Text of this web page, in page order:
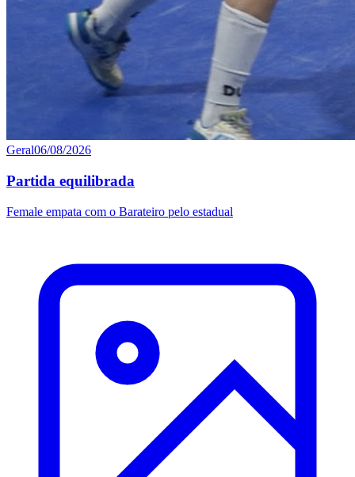
Geral06/08/2026
Partida equilibrada
Female empata com o Barateiro pelo estadual